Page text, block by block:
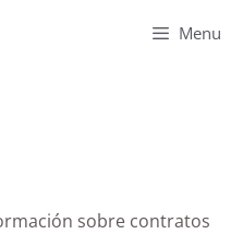
Menu
sobre contratos